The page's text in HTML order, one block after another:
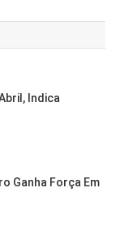
Indica
Ganha Força Em